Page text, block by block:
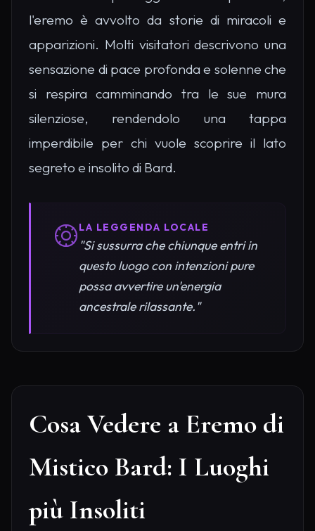
l'eremo è avvolto da storie di miracoli e
apparizioni. Molti visitatori descrivono una
sensazione di pace profonda e solenne che
si respira camminando tra le sue mura
silenziose, rendendolo una tappa
imperdibile per chi vuole scoprire il lato
segreto e insolito di Bard.
LA LEGGENDA LOCALE
"Si sussurra che chiunque entri in
questo luogo con intenzioni pure
possa avvertire un'energia
ancestrale rilassante."
Cosa Vedere a Eremo di
Mistico Bard: I Luoghi
più Insoliti